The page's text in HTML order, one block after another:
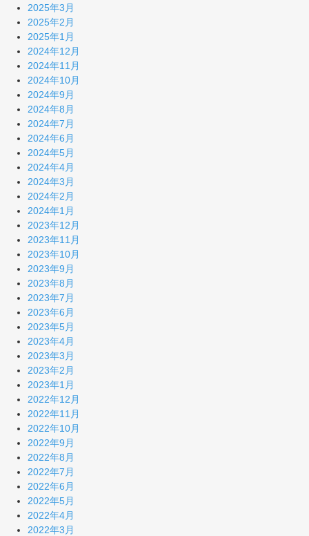
2025年3月
2025年2月
2025年1月
2024年12月
2024年11月
2024年10月
2024年9月
2024年8月
2024年7月
2024年6月
2024年5月
2024年4月
2024年3月
2024年2月
2024年1月
2023年12月
2023年11月
2023年10月
2023年9月
2023年8月
2023年7月
2023年6月
2023年5月
2023年4月
2023年3月
2023年2月
2023年1月
2022年12月
2022年11月
2022年10月
2022年9月
2022年8月
2022年7月
2022年6月
2022年5月
2022年4月
2022年3月